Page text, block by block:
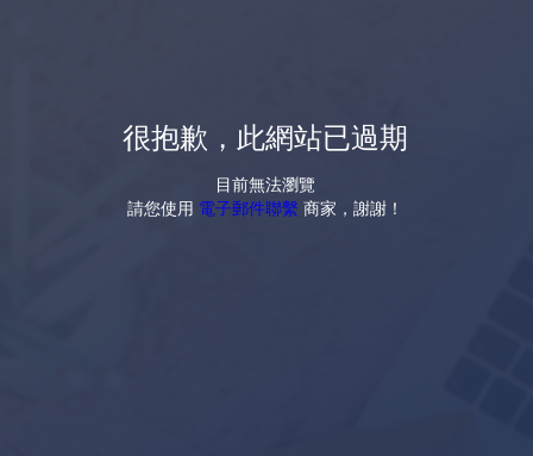
很抱歉，此網站已過期
目前無法瀏覽
請您使用 電子郵件聯繫 商家，謝謝！